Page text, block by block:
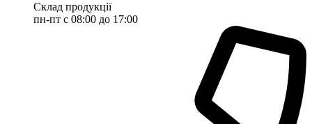
Склад продукції
пн-пт с 08:00 до 17:00